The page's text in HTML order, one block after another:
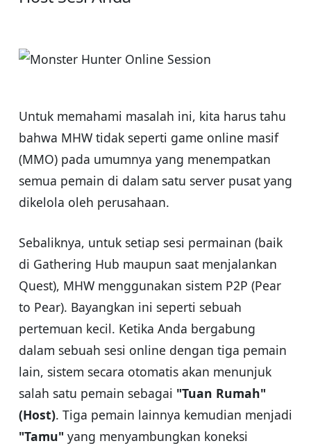
Untuk memahami masalah ini, kita harus tahu
bahwa MHW tidak seperti game online masif
(MMO) pada umumnya yang menempatkan
semua pemain di dalam satu server pusat yang
dikelola oleh perusahaan.
Sebaliknya, untuk setiap sesi permainan (baik
di Gathering Hub maupun saat menjalankan
Quest), MHW menggunakan sistem P2P (Pear
to Pear). Bayangkan ini seperti sebuah
pertemuan kecil. Ketika Anda bergabung
dalam sebuah sesi online dengan tiga pemain
lain, sistem secara otomatis akan menunjuk
salah satu pemain sebagai "Tuan Rumah"
(Host). Tiga pemain lainnya kemudian menjadi
"Tamu" yang menyambungkan koneksi